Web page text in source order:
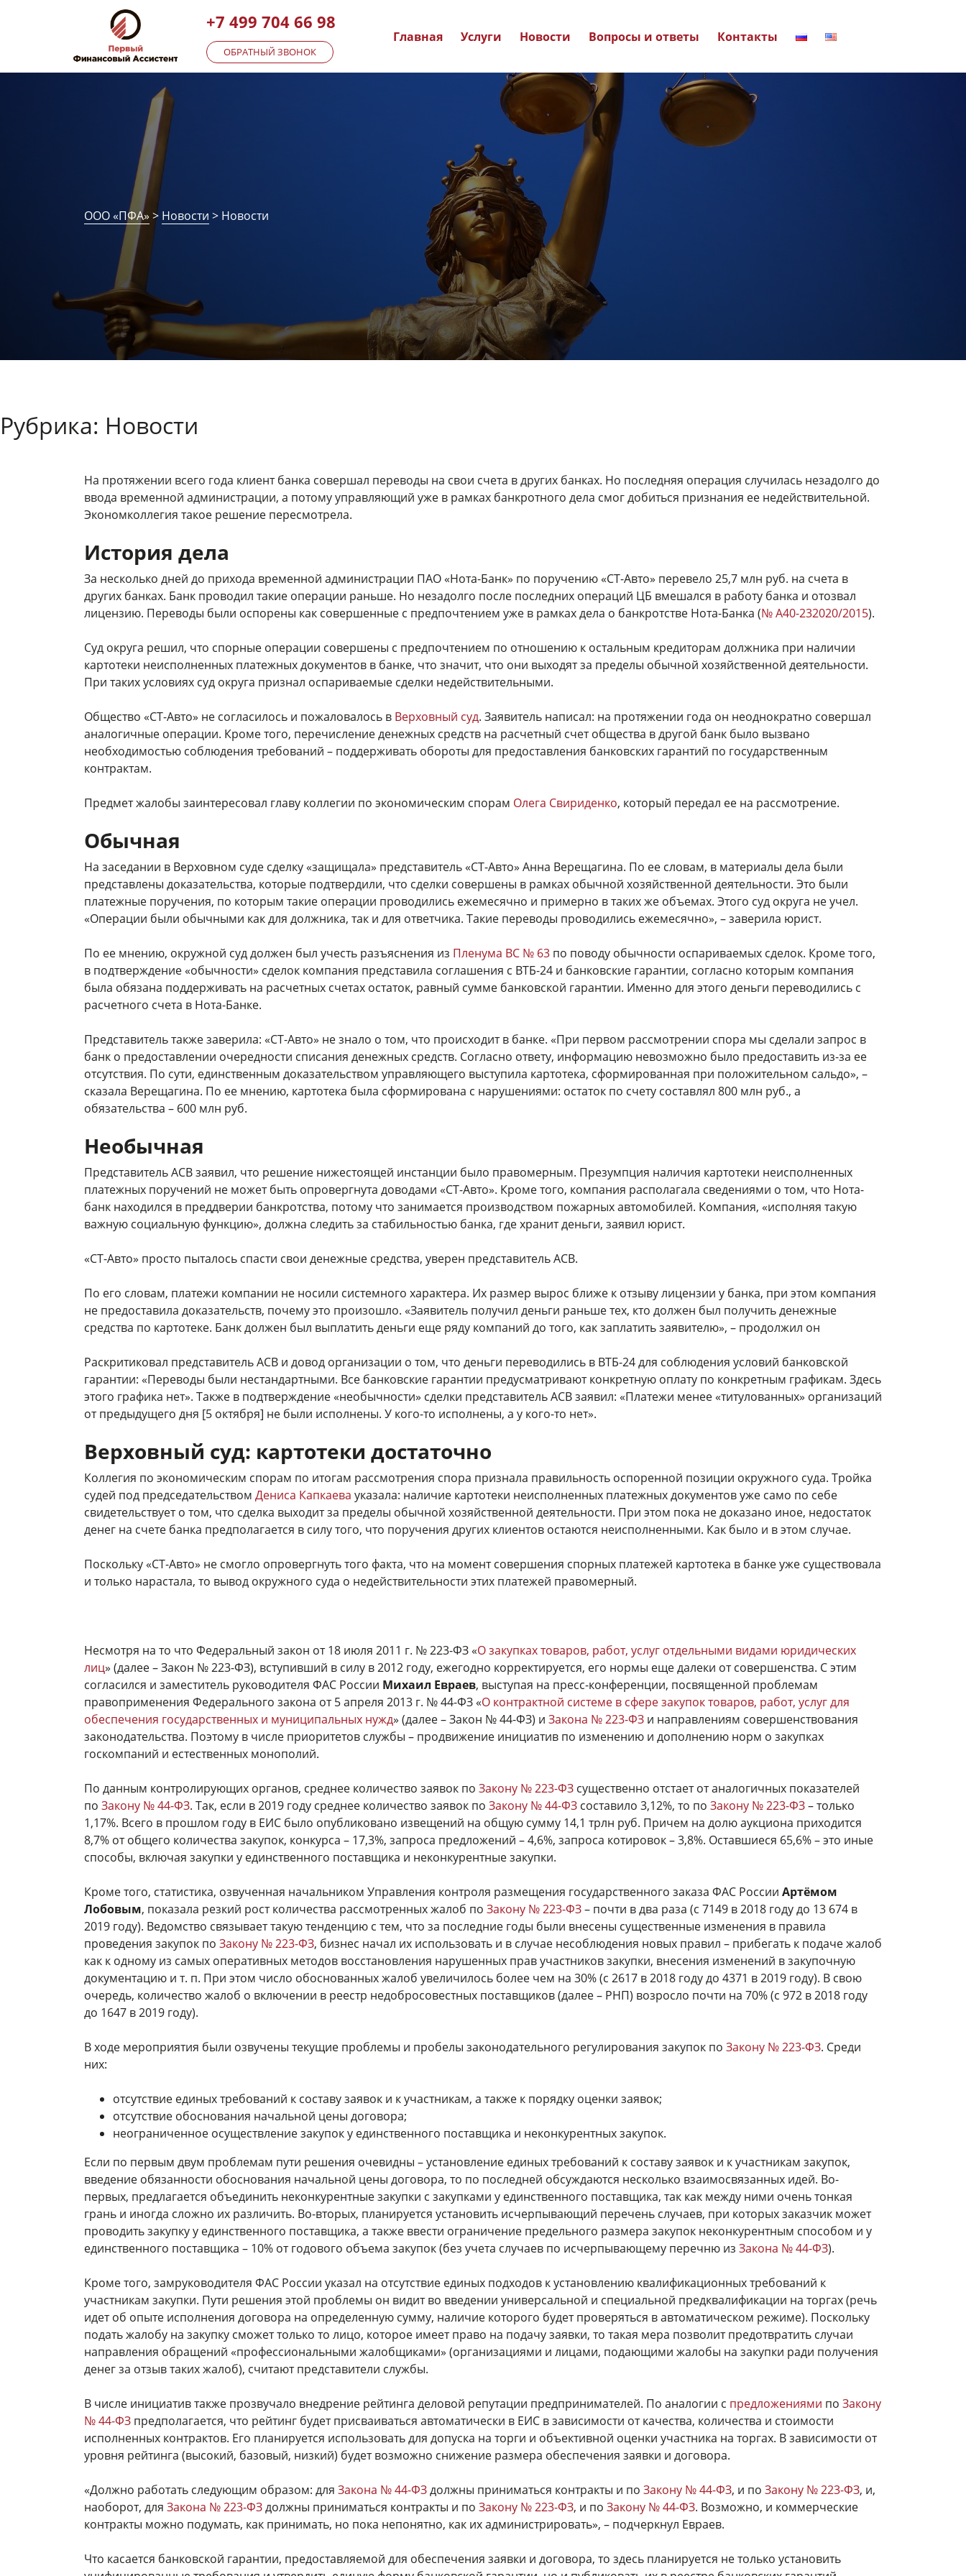
+7 499 704 66 98
ОБРАТНЫЙ ЗВОНОК
Главная Услуги Новости Вопросы и ответы Контакты
ООО «ПФА» > Новости > Новости
Рубрика: Новости
На протяжении всего года клиент банка совершал переводы на свои счета в других банках. Но последняя операция случилась незадолго до
ввода временной администрации, а потому управляющий уже в рамках банкротного дела смог добиться признания ее недействительной.
Экономколлегия такое решение пересмотрела.
История дела
За несколько дней до прихода временной администрации ПАО «Нота-Банк» по поручению «СТ-Авто» перевело 25,7 млн руб. на счета в
других банках. Банк проводил такие операции раньше. Но незадолго после последних операций ЦБ вмешался в работу банка и отозвал
лицензию. Переводы были оспорены как совершенные с предпочтением уже в рамках дела о банкротстве Нота-Банка (№ А40-232020/2015).
Суд округа решил, что спорные операции совершены с предпочтением по отношению к остальным кредиторам должника при наличии
картотеки неисполненных платежных документов в банке, что значит, что они выходят за пределы обычной хозяйственной деятельности.
При таких условиях суд округа признал оспариваемые сделки недействительными.
Общество «СТ-Авто» не согласилось и пожаловалось в Верховный суд. Заявитель написал: на протяжении года он неоднократно совершал
аналогичные операции. Кроме того, перечисление денежных средств на расчетный счет общества в другой банк было вызвано
необходимостью соблюдения требований – поддерживать обороты для предоставления банковских гарантий по государственным
контрактам.
Предмет жалобы заинтересовал главу коллегии по экономическим спорам Олега Свириденко, который передал ее на рассмотрение.
Обычная
На заседании в Верховном суде сделку «защищала» представитель «СТ-Авто» Анна Верещагина. По ее словам, в материалы дела были
представлены доказательства, которые подтвердили, что сделки совершены в рамках обычной хозяйственной деятельности. Это были
платежные поручения, по которым такие операции проводились ежемесячно и примерно в таких же объемах. Этого суд округа не учел.
«Операции были обычными как для должника, так и для ответчика. Такие переводы проводились ежемесячно», – заверила юрист.
По ее мнению, окружной суд должен был учесть разъяснения из Пленума ВС № 63 по поводу обычности оспариваемых сделок. Кроме того,
в подтверждение «обычности» сделок компания представила соглашения с ВТБ-24 и банковские гарантии, согласно которым компания
была обязана поддерживать на расчетных счетах остаток, равный сумме банковской гарантии. Именно для этого деньги переводились с
расчетного счета в Нота-Банке.
Представитель также заверила: «СТ-Авто» не знало о том, что происходит в банке. «При первом рассмотрении спора мы сделали запрос в
банк о предоставлении очередности списания денежных средств. Согласно ответу, информацию невозможно было предоставить из-за ее
отсутствия. По сути, единственным доказательством управляющего выступила картотека, сформированная при положительном сальдо», –
сказала Верещагина. По ее мнению, картотека была сформирована с нарушениями: остаток по счету составлял 800 млн руб., а
обязательства – 600 млн руб.
Необычная
Представитель АСВ заявил, что решение нижестоящей инстанции было правомерным. Презумпция наличия картотеки неисполненных
платежных поручений не может быть опровергнута доводами «СТ-Авто». Кроме того, компания располагала сведениями о том, что Нота-
банк находился в преддверии банкротства, потому что занимается производством пожарных автомобилей. Компания, «исполняя такую
важную социальную функцию», должна следить за стабильностью банка, где хранит деньги, заявил юрист.
«СТ-Авто» просто пыталось спасти свои денежные средства, уверен представитель АСВ.
По его словам, платежи компании не носили системного характера. Их размер вырос ближе к отзыву лицензии у банка, при этом компания
не предоставила доказательств, почему это произошло. «Заявитель получил деньги раньше тех, кто должен был получить денежные
средства по картотеке. Банк должен был выплатить деньги еще ряду компаний до того, как заплатить заявителю», – продолжил он
Раскритиковал представитель АСВ и довод организации о том, что деньги переводились в ВТБ-24 для соблюдения условий банковской
гарантии: «Переводы были нестандартными. Все банковские гарантии предусматривают конкретную оплату по конкретным графикам. Здесь
этого графика нет». Также в подтверждение «необычности» сделки представитель АСВ заявил: «Платежи менее «титулованных» организаций
от предыдущего дня [5 октября] не были исполнены. У кого-то исполнены, а у кого-то нет».
Верховный суд: картотеки достаточно
Коллегия по экономическим спорам по итогам рассмотрения спора признала правильность оспоренной позиции окружного суда. Тройка
судей под председательством Дениса Капкаева указала: наличие картотеки неисполненных платежных документов уже само по себе
свидетельствует о том, что сделка выходит за пределы обычной хозяйственной деятельности. При этом пока не доказано иное, недостаток
денег на счете банка предполагается в силу того, что поручения других клиентов остаются неисполненными. Как было и в этом случае.
Поскольку «СТ-Авто» не смогло опровергнуть того факта, что на момент совершения спорных платежей картотека в банке уже существовала
и только нарастала, то вывод окружного суда о недействительности этих платежей правомерный.
Несмотря на то что Федеральный закон от 18 июля 2011 г. № 223-ФЗ «О закупках товаров, работ, услуг отдельными видами юридических
лиц» (далее – Закон № 223-ФЗ), вступивший в силу в 2012 году, ежегодно корректируется, его нормы еще далеки от совершенства. С этим
согласился и заместитель руководителя ФАС России Михаил Евраев, выступая на пресс-конференции, посвященной проблемам
правоприменения Федерального закона от 5 апреля 2013 г. № 44-ФЗ «О контрактной системе в сфере закупок товаров, работ, услуг для
обеспечения государственных и муниципальных нужд» (далее – Закон № 44-ФЗ) и Закона № 223-ФЗ и направлениям совершенствования
законодательства. Поэтому в числе приоритетов службы – продвижение инициатив по изменению и дополнению норм о закупках
госкомпаний и естественных монополий.
По данным контролирующих органов, среднее количество заявок по Закону № 223-ФЗ существенно отстает от аналогичных показателей
по Закону № 44-ФЗ. Так, если в 2019 году среднее количество заявок по Закону № 44-ФЗ составило 3,12%, то по Закону № 223-ФЗ– только
1,17%. Всего в прошлом году в ЕИС было опубликовано извещений на общую сумму 14,1 трлн руб. Причем на долю аукциона приходится
8,7% от общего количества закупок, конкурса – 17,3%, запроса предложений – 4,6%, запроса котировок – 3,8%. Оставшиеся 65,6% – это иные
способы, включая закупки у единственного поставщика и неконкурентные закупки.
Кроме того, статистика, озвученная начальником Управления контроля размещения государственного заказа ФАС России Артёмом
Лобовым, показала резкий рост количества рассмотренных жалоб по Закону № 223-ФЗ– почти в два раза (с 7149 в 2018 году до 13 674 в
2019 году). Ведомство связывает такую тенденцию с тем, что за последние годы были внесены существенные изменения в правила
проведения закупок по Закону № 223-ФЗ, бизнес начал их использовать и в случае несоблюдения новых правил – прибегать к подаче жалоб
как к одному из самых оперативных методов восстановления нарушенных прав участников закупки, внесения изменений в закупочную
документацию и т. п. При этом число обоснованных жалоб увеличилось более чем на 30% (с 2617 в 2018 году до 4371 в 2019 году). В свою
очередь, количество жалоб о включении в реестр недобросовестных поставщиков (далее – РНП) возросло почти на 70% (с 972 в 2018 году
до 1647 в 2019 году).
В ходе мероприятия были озвучены текущие проблемы и пробелы законодательного регулирования закупок по Закону № 223-ФЗ. Среди
них:
отсутствие единых требований к составу заявок и к участникам, а также к порядку оценки заявок;
отсутствие обоснования начальной цены договора;
неограниченное осуществление закупок у единственного поставщика и неконкурентных закупок.
Если по первым двум проблемам пути решения очевидны – установление единых требований к составу заявок и к участникам закупок,
введение обязанности обоснования начальной цены договора, то по последней обсуждаются несколько взаимосвязанных идей. Во-
первых, предлагается объединить неконкурентные закупки с закупками у единственного поставщика, так как между ними очень тонкая
грань и иногда сложно их различить. Во-вторых, планируется установить исчерпывающий перечень случаев, при которых заказчик может
проводить закупку у единственного поставщика, а также ввести ограничение предельного размера закупок неконкурентным способом и у
единственного поставщика – 10% от годового объема закупок (без учета случаев по исчерпывающему перечню из Закона № 44-ФЗ).
Кроме того, замруководителя ФАС России указал на отсутствие единых подходов к установлению квалификационных требований к
участникам закупки. Пути решения этой проблемы он видит во введении универсальной и специальной предквалификации на торгах (речь
идет об опыте исполнения договора на определенную сумму, наличие которого будет проверяться в автоматическом режиме). Поскольку
подать жалобу на закупку сможет только то лицо, которое имеет право на подачу заявки, то такая мера позволит предотвратить случаи
направления обращений «профессиональными жалобщиками» (организациями и лицами, подающими жалобы на закупки ради получения
денег за отзыв таких жалоб), считают представители службы.
В числе инициатив также прозвучало внедрение рейтинга деловой репутации предпринимателей. По аналогии с предложениями по Закону
№ 44-ФЗ предполагается, что рейтинг будет присваиваться автоматически в ЕИС в зависимости от качества, количества и стоимости
исполненных контрактов. Его планируется использовать для допуска на торги и объективной оценки участника на торгах. В зависимости от
уровня рейтинга (высокий, базовый, низкий) будет возможно снижение размера обеспечения заявки и договора.
«Должно работать следующим образом: для Закона № 44-ФЗдолжны приниматься контракты и по Закону № 44-ФЗ, и по Закону № 223-ФЗ, и,
наоборот, для Закона № 223-ФЗдолжны приниматься контракты и по Закону № 223-ФЗ, и по Закону № 44-ФЗ. Возможно, и коммерческие
контракты можно подумать, как принимать, но пока непонятно, как их администрировать», – подчеркнул Евраев.
Что касается банковской гарантии, предоставляемой для обеспечения заявки и договора, то здесь планируется не только установить